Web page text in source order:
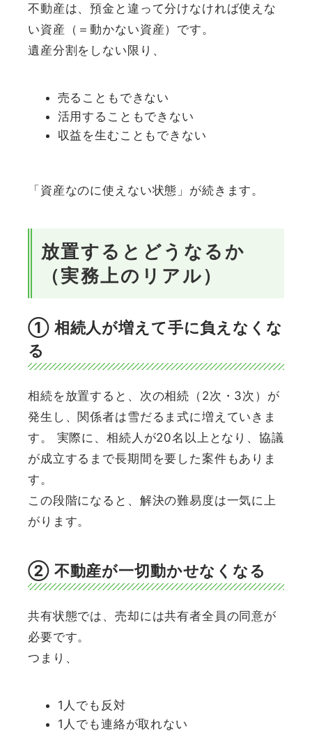
不動産は、預金と違って分けなければ使えな
い資産（＝動かない資産）です。
遺産分割をしない限り、
売ることもできない
活用することもできない
収益を生むこともできない
「資産なのに使えない状態」が続きます。
放置するとどうなるか
（実務上のリアル）
① 相続人が増えて手に負えなくな
る
相続を放置すると、次の相続（2次・3次）が
発生し、関係者は雪だるま式に増えていきま
す。 実際に、相続人が20名以上となり、協議
が成立するまで長期間を要した案件もありま
す。
この段階になると、解決の難易度は一気に上
がります。
② 不動産が一切動かせなくなる
共有状態では、売却には共有者全員の同意が
必要です。
つまり、
1人でも反対
1人でも連絡が取れない